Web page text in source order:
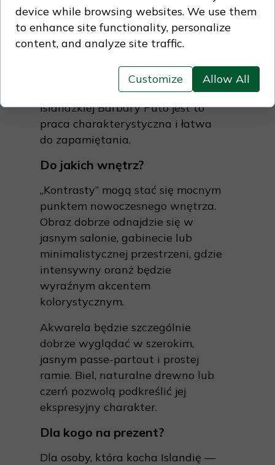
To akwarela, któranie próbuje być
dekoracyjnym widokiem z Islandii.
Jej siłą jest indywidualna
zdecydowany gest malarski. W
kontekście rozwijającej się serii
islandzkiej Barbary Puto jest to
praca charakterystyczna i łatwa
do zapamiętania.
Do jakich wnętrz?
„Kontrasty” mogą stać się mocnym
punktem nowoczesnego wnętrza.
Obraz dobrze odnajdzie się w
jasnym salonie, gabinecie lub
minimalistycznej przestrzeni, gdzie
intensywny oranż będzie
wyraźnym akcentem
kolorystycznym.
Akwarela będzie szczególnie
dobrze wyglądać w szerokim,
jasnym passe-partout i prostej
ramie. Biel, naturalne drewno lub
czerń pozwolą podkreślić jej
ekspresyjny charakter.
Dla kogo na prezent?
Dla osoby, która kocha Islandię —
device while browsing websites. We use them
to enhance site functionality, personalize
content, and analyze site traffic.
Customize Allow All